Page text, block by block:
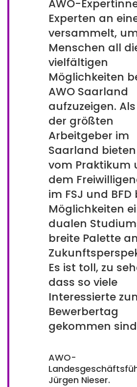
AWO-
Experten an
versammelt,
Menschen all
vielfältigen
Möglichkeiten
AWO Saarland
aufzuzeigen.
der größten
Arbeitgeber im
Saarland
vom Praktikum
dem
im FSJ und BFD
Möglichkeiten
dualen
breite Palette an
Es ist toll, zu
dass so viele
Interessierte
Bewerbertag
gekommen
AWO-
Jürgen Nieser.